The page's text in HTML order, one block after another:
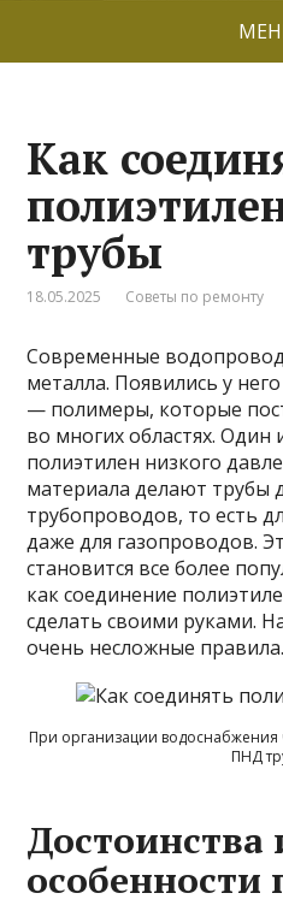
Как
трубы
18.05.2025 Советы по ремонту
Современные
металла. Появились у
— полимеры, которые
во многих областях.
полиэтилен низкого
материала делают трубы
трубопроводов, то есть
даже для газопроводов.
становится все более
как соединение
сделать своими руками.
очень несложные правила.
При организации водоснабжения
ПНД
Достоинства